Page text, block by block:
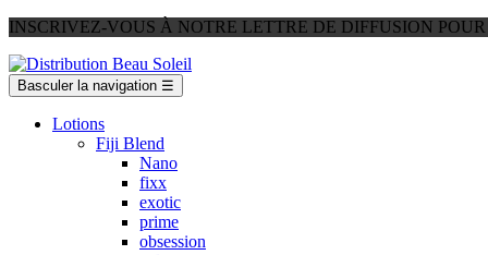
INSCRIVEZ-VOUS À NOTRE LETTRE DE DIFFUSION
Basculer la navigation ☰
Lotions
Fiji Blend
Nano
fixx
exotic
prime
obsession